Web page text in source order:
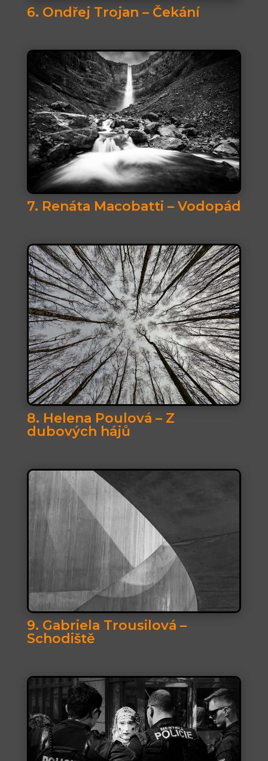
6. Ondřej Trojan – Čekání
7. Renáta Macobatti – Vodopád
8. Helena Poulová – Z
dubových hájů
9. Gabriela Trousilová –
Schodiště